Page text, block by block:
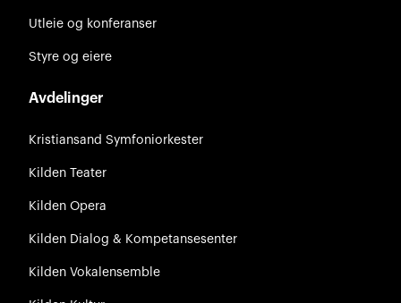
Utleie og konferanser
Styre og eiere
Avdelinger
Kristiansand Symfoniorkester
Kilden Teater
Kilden Opera
Kilden Dialog & Kompetansesenter
Kilden Vokalensemble